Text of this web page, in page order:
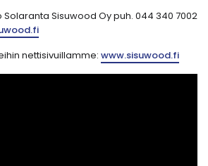
Solaranta Sisuwood Oy puh. 044 340 7002
nettisivuillamme: www.sisuwood.fi